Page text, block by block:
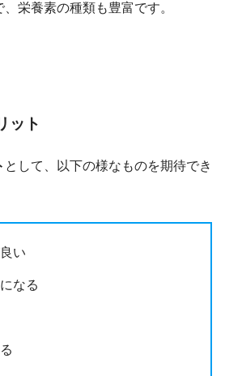
栄養素の種類も豊富です。
ット
として、以下の様なものを期待でき
い
なる